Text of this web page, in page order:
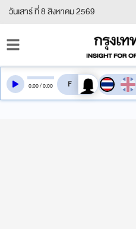
วันเสาร์ ที่ 8 สิงหาคม 2569
0:00/0:00 สลับเสียงอ่าน